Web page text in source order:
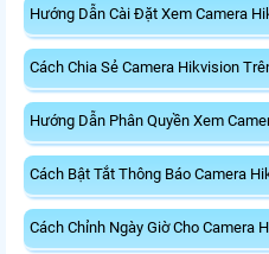
Hướng Dẫn Cài Đặt Xem Camera
Cách Chia Sẻ Camera Hikvision
Hướng Dẫn Phân Quyền Xem
Cách Bật Tắt Thông Báo Camera
Cách Chỉnh Ngày Giờ Cho Camera